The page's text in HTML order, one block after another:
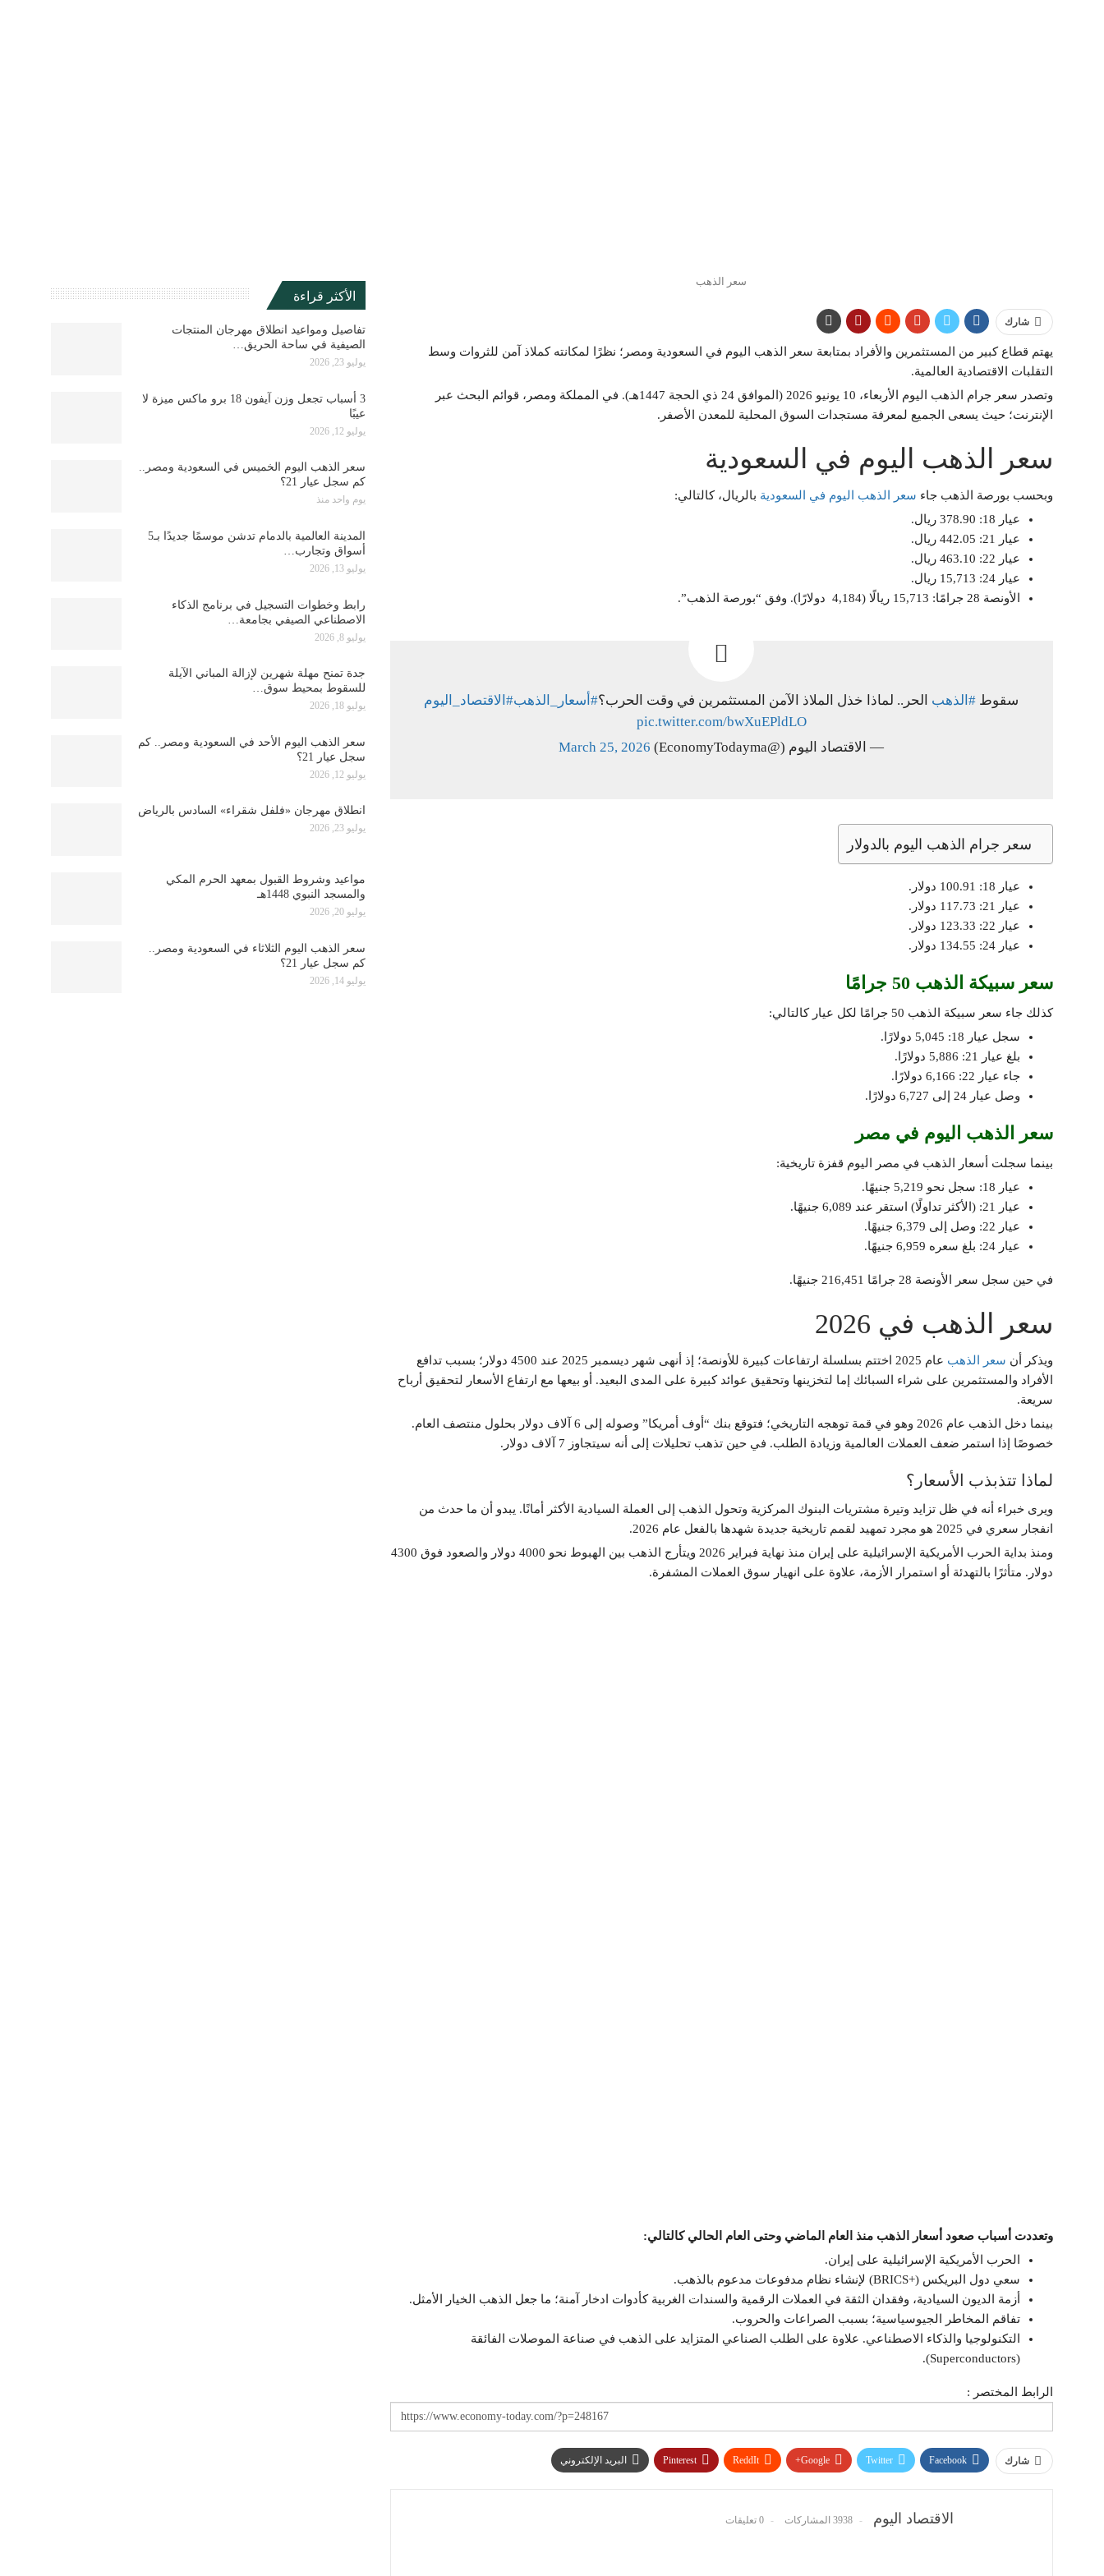
سعر الذهب
شارك
يهتم قطاع كبير من المستثمرين والأفراد بمتابعة سعر الذهب اليوم في السعودية ومصر؛ نظرًا لمكانته كملاذ آمن للثروات وسط
التقلبات الاقتصادية العالمية.
وتصدر سعر جرام الذهب اليوم الأربعاء، 10 يونيو 2026 (الموافق 24 ذي الحجة 1447هـ). في المملكة ومصر، قوائم البحث عبر
الإنترنت؛ حيث يسعى الجميع لمعرفة مستجدات السوق المحلية للمعدن الأصفر.
سعر الذهب اليوم في السعودية
وبحسب بورصة الذهب جاء سعر الذهب اليوم في السعودية بالريال، كالتالي:
عيار 18: 378.90 ريال.
عيار 21: 442.05 ريال.
عيار 22: 463.10 ريال.
عيار 24: 15,713 ريال.
الأونصة 28 جرامًا: 15,713 ريالًا (4,184 دولارًا). وفق “بورصة الذهب”.
سقوط #الذهب الحر.. لماذا خذل الملاذ الآمن المستثمرين في وقت الحرب؟#أسعار_الذهب#الاقتصاد_اليوم
pic.twitter.com/bwXuEPldLO
— الاقتصاد اليوم (@EconomyTodayma)
March 25, 2026
سعر جرام الذهب اليوم بالدولار
عيار 18: 100.91 دولار.
عيار 21: 117.73 دولار.
عيار 22: 123.33 دولار.
عيار 24: 134.55 دولار.
سعر سبيكة الذهب 50 جرامًا
كذلك جاء سعر سبيكة الذهب 50 جرامًا لكل عيار كالتالي:
سجل عيار 18: 5,045 دولارًا.
بلغ عيار 21: 5,886 دولارًا.
جاء عيار 22: 6,166 دولارًا.
وصل عيار 24 إلى 6,727 دولارًا.
سعر الذهب اليوم في مصر
بينما سجلت أسعار الذهب في مصر اليوم قفزة تاريخية:
عيار 18: سجل نحو 5,219 جنيهًا.
عيار 21: (الأكثر تداولًا) استقر عند 6,089 جنيهًا.
عيار 22: وصل إلى 6,379 جنيهًا.
عيار 24: بلغ سعره 6,959 جنيهًا.
في حين سجل سعر الأونصة 28 جرامًا 216,451 جنيهًا.
سعر الذهب في 2026
ويذكر أن سعر الذهب
عام 2025 اختتم بسلسلة ارتفاعات كبيرة للأونصة؛ إذ أنهى شهر ديسمبر 2025 عند 4500 دولار؛ بسبب تدافع
الأفراد والمستثمرين على شراء السبائك إما لتخزينها وتحقيق عوائد كبيرة على المدى البعيد. أو بيعها مع ارتفاع الأسعار لتحقيق أرباح
سريعة.
بينما دخل الذهب عام 2026 وهو في قمة توهجه التاريخي؛ فتوقع بنك “أوف أمريكا” وصوله إلى 6 آلاف دولار بحلول منتصف العام.
خصوصًا إذا استمر ضعف العملات العالمية وزيادة الطلب. في حين تذهب تحليلات إلى أنه سيتجاوز 7 آلاف دولار.
لماذا تتذبذب الأسعار؟
ويرى خبراء أنه في ظل تزايد وتيرة مشتريات البنوك المركزية وتحول الذهب إلى العملة السيادية الأكثر أمانًا. يبدو أن ما حدث من
انفجار سعري في 2025 هو مجرد تمهيد لقمم تاريخية جديدة شهدها بالفعل عام 2026.
ومنذ بداية الحرب الأمريكية الإسرائيلية على إيران منذ نهاية فبراير 2026 ويتأرج الذهب بين الهبوط نحو 4000 دولار والصعود فوق 4300
دولار. متأثرًا بالتهدئة أو استمرار الأزمة، علاوة على انهيار سوق العملات المشفرة.
وتعددت أسباب صعود أسعار الذهب منذ العام الماضي وحتى العام الحالي كالتالي:
الحرب الأمريكية الإسرائيلية على إيران.
سعي دول البريكس (+BRICS) لإنشاء نظام مدفوعات مدعوم بالذهب.
أزمة الديون السيادية، وفقدان الثقة في العملات الرقمية والسندات الغربية كأدوات ادخار آمنة؛ ما جعل الذهب الخيار الأمثل.
تفاقم المخاطر الجيوسياسية؛ بسبب الصراعات والحروب.
التكنولوجيا والذكاء الاصطناعي. علاوة على الطلب الصناعي المتزايد على الذهب في صناعة الموصلات الفائقة
(Superconductors).
الرابط المختصر :
شارك Facebook
Twitter
Google+
ReddIt
Pinterest البريد الإلكتروني
الاقتصاد اليوم 3938 المشاركات 0 تعليقات
الأكثر قراءة
تفاصيل ومواعيد انطلاق مهرجان المنتجات
الصيفية في ساحة الحريق…
يوليو 23, 2026
3 أسباب تجعل وزن آيفون 18 برو ماكس ميزة لا
عيبًا
يوليو 12, 2026
سعر الذهب اليوم الخميس في السعودية ومصر..
كم سجل عيار 21؟
يوم واحد منذ
المدينة العالمية بالدمام تدشن موسمًا جديدًا بـ5
أسواق وتجارب…
يوليو 13, 2026
رابط وخطوات التسجيل في برنامج الذكاء
الاصطناعي الصيفي بجامعة…
يوليو 8, 2026
جدة تمنح مهلة شهرين لإزالة المباني الآيلة
للسقوط بمحيط سوق…
يوليو 18, 2026
سعر الذهب اليوم الأحد في السعودية ومصر.. كم
سجل عيار 21؟
يوليو 12, 2026
انطلاق مهرجان «فلفل شقراء» السادس بالرياض
يوليو 23, 2026
مواعيد وشروط القبول بمعهد الحرم المكي
والمسجد النبوي 1448هـ
يوليو 20, 2026
سعر الذهب اليوم الثلاثاء في السعودية ومصر..
كم سجل عيار 21؟
يوليو 14, 2026